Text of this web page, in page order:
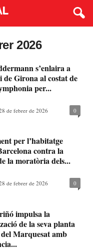
2026
s’enlaira a
de Girona al costat de
per...
de febrer de 2026 0
per l’habitatge
contra la
la moratòria dels...
de febrer de 2026 0
impulsa la
de la seva planta
Marquesat amb